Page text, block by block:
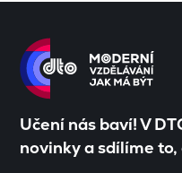
Učení nás baví! V
novinky a sdílíme